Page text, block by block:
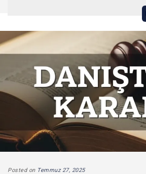
Posted on Temmuz 27, 2025